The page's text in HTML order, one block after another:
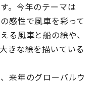
。今年のテーマは
感性で風車を彩って
る風車と船の絵や、
きな絵を描いている
来年のグローバルウ